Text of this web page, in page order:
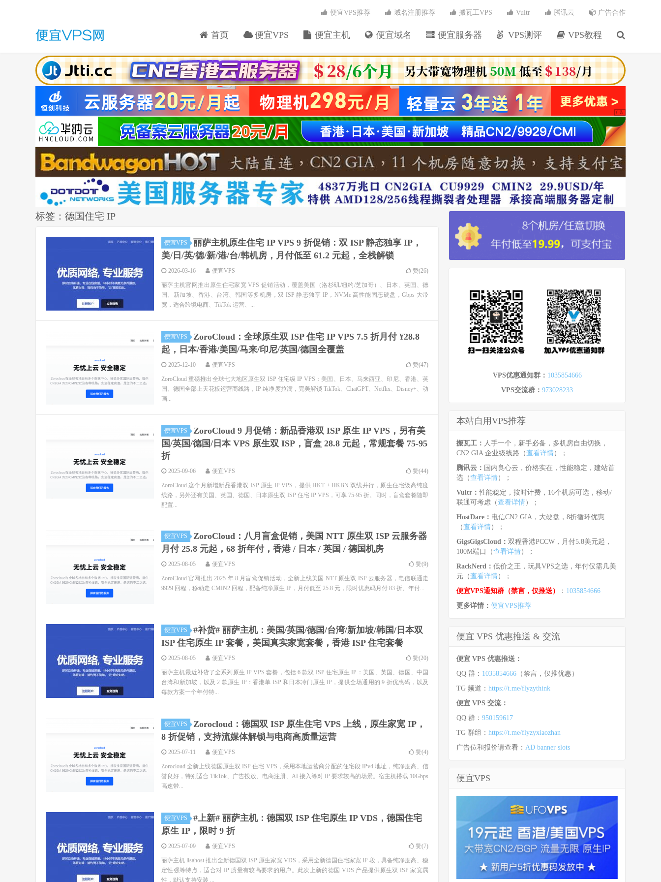
首页 便宜VPS 便宜主机 便宜域名 便宜服务器 VPS测评 VPS教程
便宜VPS推荐 域名注册推荐 搬瓦工VPS Vultr 腾讯云 广告合作
标签：德国住宅 IP
便宜VPS
丽萨主机原生住宅 IP VPS 9 折促销：双 ISP 静态独享 IP，
美/日/英/德/新/港/台/韩机房，月付低至 61.2 元起，全栈解锁
2026-03-16 便宜VPS 赞(26)
丽萨主机官网推出原生住宅家宽 VPS 促销活动，覆盖美国（洛杉矶/纽约/芝加哥）、日本、英国、德
国、新加坡、香港、台湾、韩国等多机房，双 ISP 静态独享 IP，NVMe 高性能固态硬盘，Gbps 大带
宽，适合跨境电商、TikTok 运营、...
便宜VPS
ZoroCloud：全球原生双 ISP 住宅 IP VPS 7.5 折月付 ¥28.8
起，日本/香港/美国/马来/印尼/英国/德国全覆盖
2025-12-10 便宜VPS 赞(47)
ZoroCloud 重磅推出全球七大地区原生双 ISP 住宅级 IP VPS：美国、日本、马来西亚、印尼、香港、英
国、德国全部上天花板运营商线路，IP 纯净度拉满，完美解锁 TikTok、ChatGPT、Netflix、Disney+、动
画...
便宜VPS
ZoroCloud 9 月促销：新品香港双 ISP 原生 IP VPS，另有美
国/英国/德国/日本 VPS 原生双 ISP，盲盒 28.8 元起，常规套餐 75-95
折
2025-09-06 便宜VPS 赞(44)
ZoroCloud 这个月新增新品香港双 ISP 原生 IP VPS，提供 HKT + HKBN 双线并行，原生住宅级高纯度
线路，另外还有美国、英国、德国、日本原生双 ISP 住宅 IP VPS，可享 75-95 折。同时，盲盒套餐随即
配置...
便宜VPS
ZoroCloud：八月盲盒促销，美国 NTT 原生双 ISP 云服务器
月付 25.8 元起，68 折年付，香港 / 日本 / 英国 / 德国机房
2025-08-05 便宜VPS 赞(9)
ZoroCloud 官网推出 2025 年 8 月盲盒促销活动，全新上线美国 NTT 原生双 ISP 云服务器，电信联通走
9929 回程，移动走 CMIN2 回程，配备纯净原生 IP，月付低至 25.8 元，限时优惠码月付 83 折、年付...
便宜VPS
#补货# 丽萨主机：美国/英国/德国/台湾/新加坡/韩国/日本双
ISP 住宅原生 IP 套餐，美国真实家宽套餐，香港 ISP 住宅套餐
2025-08-05 便宜VPS 赞(20)
丽萨主机最近补货了全系列原生 IP VPS 套餐，包括 6 款双 ISP 住宅原生 IP：美国、英国、德国、中国
台湾和新加坡，以及 2 款原生 IP：香港单 ISP 和日本冷门原生 IP，提供全场通用的 9 折优惠码，以及
每款方案一个年付特...
便宜VPS
Zorocloud：德国双 ISP 原生住宅 VPS 上线，原生家宽 IP，
8 折促销，支持流媒体解锁与电商高质量运营
2025-07-11 便宜VPS 赞(4)
Zorocloud 全新上线德国原生双 ISP 住宅 VPS，采用本地运营商分配的住宅段 IPv4 地址，纯净度高、信
誉良好，特别适合 TikTok、广告投放、电商注册、AI 接入等对 IP 要求较高的场景。宿主机搭载 10Gbps
高速带...
便宜VPS
#上新# 丽萨主机：德国双 ISP 住宅原生 IP VDS，德国住宅
原生 IP，限时 9 折
2025-07-09 便宜VPS 赞(7)
丽萨主机 lisahost 推出全新德国双 ISP 原生家宽 VDS，采用全新德国住宅家宽 IP 段，具备纯净度高、稳
定性强等特点，适合对 IP 质量有较高要求的用户。此次上新的德国 VDS 产品提供原生双 ISP 家宽属
性，默认支持安装 ...
VPS优惠通知群： 1035854666
VPS交流群： 973028233
本站自用VPS推荐
搬瓦工： 人手一个，新手必备，多机房自由切换，
CN2 GIA 企业级线路（查看详情）；
腾讯云： 国内良心云，价格实在，性能稳定，建站首
选（查看详情）；
Vultr：性能稳定，按时计费，16个机房可选，移动/
联通可考虑（查看详情）；
HostDare： 电信CN2 GIA，大硬盘，8折循环优惠
（查看详情）；
GigsGigsCloud： 双程香港PCCW，月付5.8美元起，
100M端口（查看详情）；
RackNerd： 低价之王，玩具VPS之选，年付仅需几美
元（查看详情）；
便宜VPS通知群（禁言，仅推送）
： 1035854666
更多详情： 便宜VPS推荐
便宜 VPS 优惠推送 & 交流
便宜 VPS 优惠推送：
QQ 群： 1035854666 （禁言，仅推优惠）
TG 频道： https://t.me/flyzythink
便宜 VPS 交流：
QQ 群： 950159617
TG 群组： https://t.me/flyzyxiaozhan
广告位和报价请查看： AD banner slots
便宜VPS